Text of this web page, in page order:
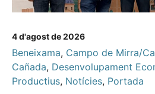
4 d'agost de 2026
Beneixama, Campo de Mirra/
Cañada, Desenvolupament
Productius, Notícies, Portada